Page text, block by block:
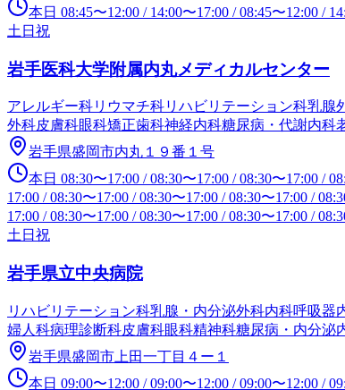
本日 08:45〜12:00 / 14:00〜17:00 /08:45〜12:00 /
土日祝
岩手医科大学附属内丸メディカルセンター
アレルギー科リウマチ科リハビリテーション科乳腺
外科皮膚科眼科矯正歯科神経内科糖尿病・代謝内科
岩手県盛岡市内丸１９番１号
本日 08:30〜17:00 /08:30〜17:00 /08:30〜17:00 /
17:00 /08:30〜17:00 /08:30〜17:00 /08:30〜17:00 /
17:00 /08:30〜17:00 /08:30〜17:00 /08:30〜17:00 /
土日祝
岩手県立中央病院
リハビリテーション科乳腺・内分泌外科内科呼吸器
婦人科病理診断科皮膚科眼科精神科糖尿病・内分泌
岩手県盛岡市上田一丁目４ー１
本日 09:00〜12:00 /09:00〜12:00 /09:00〜12:00 /